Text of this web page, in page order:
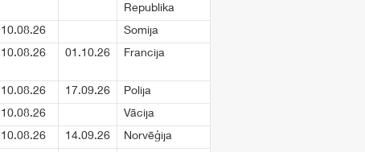
Republika
10.08.26
Somija
10.08.26 01.10.26 Francija
10.08.26 17.09.26
Polija
10.08.26
Vācija
10.08.26 14.09.26
Norvēģija